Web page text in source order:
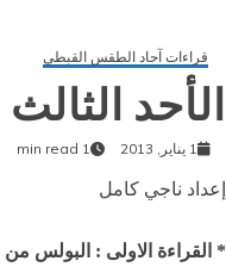
قراءات آحاد الطقس القبطي
الأحد
1 يناير, 2013 1 min read
إعداد ناجي كامل
* القراءة الاولى : البولس من